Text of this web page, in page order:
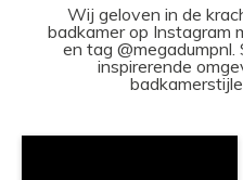
Wij geloven in de
badkamer op Instagram
en tag
inspirerende